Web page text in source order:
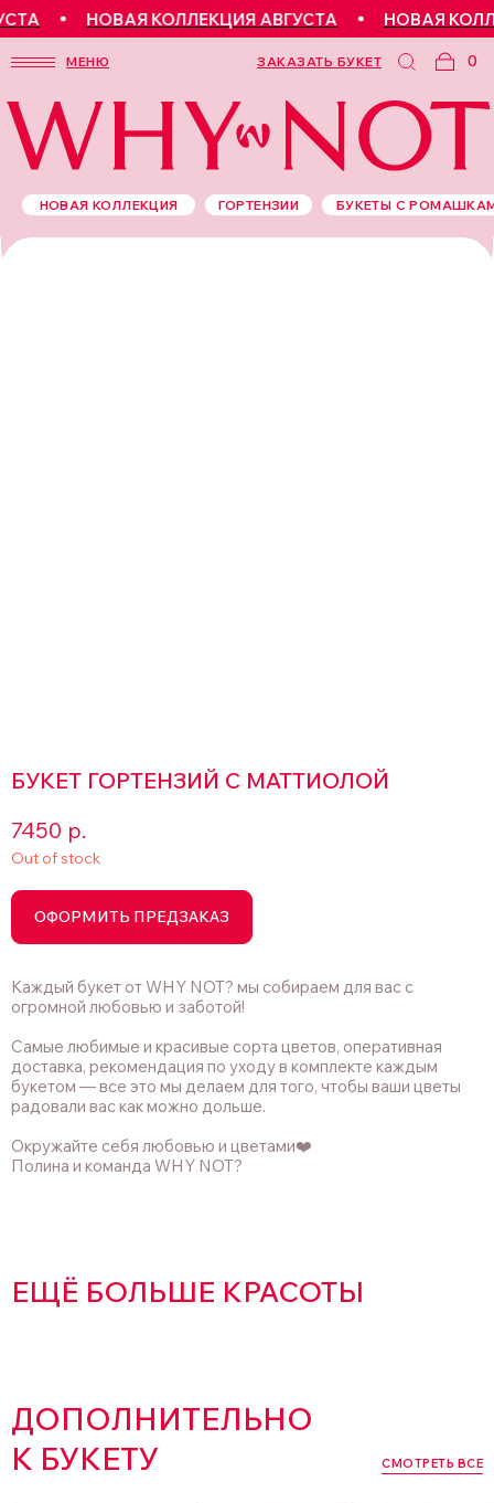
НОВАЯ КОЛЛЕКЦИЯ АВГУСТА НОВАЯ
МЕНЮ 0
ЗАКАЗАТЬ БУКЕТ
БУКЕТЫ С
НОВАЯ КОЛЛЕКЦИЯ ГОРТЕНЗИИ
БУКЕТ ГОРТЕНЗИЙ С МАТТИОЛОЙ
7450 р.
Out of stock
ОФОРМИТЬ ПРЕДЗАКАЗ
Каждый букет от WHY NOT? мы собираем для вас с
огромной любовью и заботой!
Самые любимые и красивые сорта цветов, оперативная
доставка, рекомендация по уходу в комплекте каждым
букетом — все это мы делаем для того, чтобы ваши цветы
радовали вас как можно дольше.
Окружайте себя любовью и цветами❤️
Полина и команда WHY NOT?
ЕЩЁ БОЛЬШЕ КРАСОТЫ
ДОПОЛНИТЕЛЬНО
К БУКЕТУ
СМОТРЕТЬ ВСЕ